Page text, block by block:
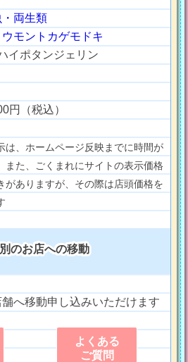
・両生類
ウモントカゲモドキ
イポタンジェリン
円（税込）
は、ホームページ反映までに時間が
また、ごくまれにサイトの表示価格
がありますが、その際は店頭価格を
のお店への移動
へ移動申し込みいただけます
よくある
ご質問